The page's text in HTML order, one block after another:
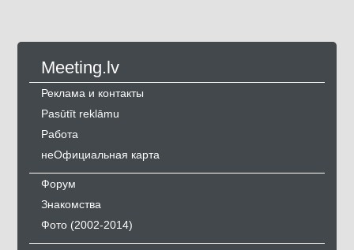
Meeting.lv
Реклама и контакты
Pasūtīt reklāmu
Работа
неОфициальная карта
Форум
Знакомства
Фото (2002-2014)